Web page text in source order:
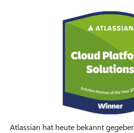
Atlassian hat heute bekannt